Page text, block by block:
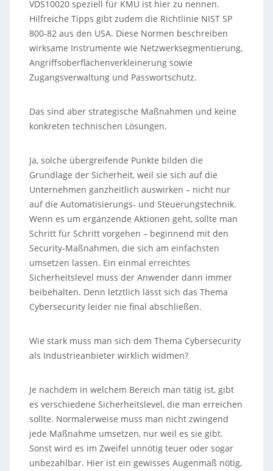
VDS10020 speziell für KMU ist hier zu nennen.
Hilfreiche Tipps gibt zudem die Richtlinie NIST SP
800-82 aus den USA. Diese Normen beschreiben
wirksame Instrumente wie Netzwerksegmentierung,
Angriffsoberflächenverkleinerung sowie
Zugangsverwaltung und Passwortschutz.
Das sind aber strategische Maßnahmen und keine
konkreten technischen Lösungen.
Ja, solche übergreifende Punkte bilden die
Grundlage der Sicherheit, weil sie sich auf die
Unternehmen ganzheitlich auswirken – nicht nur
auf die Automatisierungs- und Steuerungstechnik.
Wenn es um ergänzende Aktionen geht, sollte man
Schritt für Schritt vorgehen – beginnend mit den
Security-Maßnahmen, die sich am einfachsten
umsetzen lassen. Ein einmal erreichtes
Sicherheitslevel muss der Anwender dann immer
beibehalten. Denn letztlich lässt sich das Thema
Cybersecurity leider nie final abschließen.
Wie stark muss man sich dem Thema Cybersecurity
als Industrieanbieter wirklich widmen?
Je nachdem in welchem Bereich man tätig ist, gibt
es verschiedene Sicherheitslevel, die man erreichen
sollte. Normalerweise muss man nicht zwingend
jede Maßnahme umsetzen, nur weil es sie gibt.
Sonst wird es im Zweifel unnötig teuer oder sogar
unbezahlbar. Hier ist ein gewisses Augenmaß nötig,